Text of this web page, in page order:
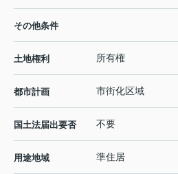
その他条件
土地権利 所有権
都市計画 市街化区域
国土法届出要否 不要
用途地域 準住居